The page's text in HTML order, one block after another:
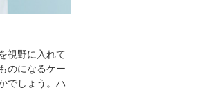
視野に入れて
のになるケー
でしょう。ハ